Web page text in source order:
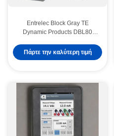
Entrelec Block Gray TE
Dynamic Products DBL80
Σιδηροδρομικά τερματικά
τεμάχια
Πάρτε την καλύτερη τιμή